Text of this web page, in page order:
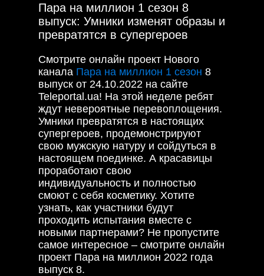
Пара на миллион 1 сезон 8
выпуск: Умники изменят образы и
превратятся в супергероев
Смотрите онлайн проект Нового
канала Пара на миллион 1 сезон 8
выпуск от 24.10.2022 на сайте
Teleportal.ua! На этой неделе ребят
ждут невероятные перевоплощения.
Умники превратятся в настоящих
супергероев, продемонстрируют
свою мужскую натуру и сойдуться в
настоящем поединке. А красавицы
проработают свою
индивидуальность и полностью
смоют с себя косметику. Хотите
узнать, как участники будут
проходить испытания вместе с
новыми партнерами? Не пропустите
самое интересное – смотрите онлайн
проект Пара на миллион 2022 года
выпуск 8.